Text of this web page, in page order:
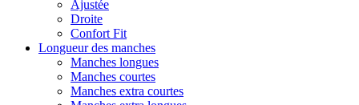
Ajustée
Droite
Confort Fit
Longueur des manches
Manches longues
Manches courtes
Manches extra courtes